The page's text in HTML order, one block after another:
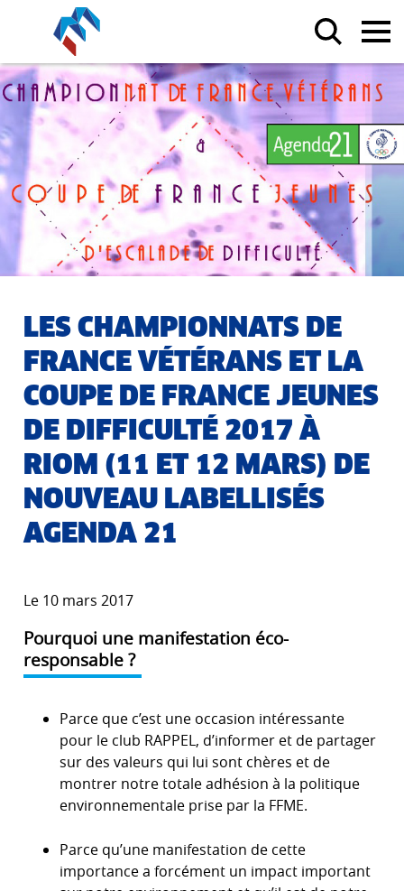
LES CHAMPIONNATS DE
FRANCE VÉTÉRANS ET LA
COUPE DE FRANCE JEUNES
DE DIFFICULTÉ 2017 À
RIOM (11 ET 12 MARS) DE
NOUVEAU LABELLISÉS
AGENDA 21
Le 10 mars 2017
Pourquoi une manifestation éco-
responsable ?
Parce que c’est une occasion intéressante
pour le club RAPPEL, d’informer et de partager
sur des valeurs qui lui sont chères et de
montrer notre totale adhésion à la politique
environnementale prise par la FFME.
Parce qu’une manifestation de cette
importance a forcément un impact important